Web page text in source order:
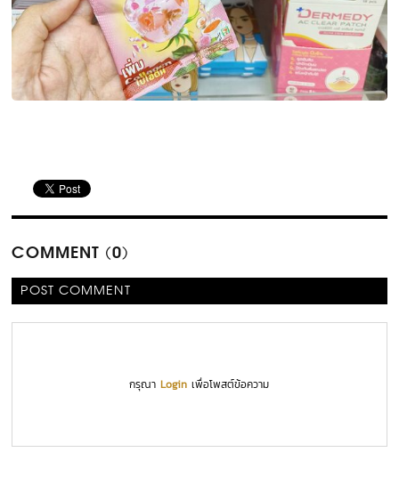
COMMENT (0)
POST COMMENT
กรุณาLogin เพื่อโพสต์ข้อความ